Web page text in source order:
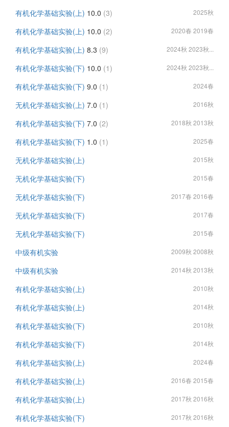
有机化学基础实验(上) 10.0 (3) 2025秋
有机化学基础实验(上) 10.0 (2) 2020春 2019春
有机化学基础实验(上) 8.3 (9) 2024秋 2023秋...
有机化学基础实验(下) 10.0 (1) 2024秋 2023秋...
有机化学基础实验(下) 9.0 (1) 2024春
无机化学基础实验(上) 7.0 (1) 2016秋
有机化学基础实验(下) 7.0 (2) 2018秋 2013秋
有机化学基础实验(下) 1.0 (1) 2025春
无机化学基础实验(上) 2015秋
无机化学基础实验(下) 2015春
无机化学基础实验(下) 2017春 2016春
无机化学基础实验(下) 2017春
无机化学基础实验(下) 2015春
中级有机实验 2009秋 2008秋
中级有机实验 2014秋 2013秋
有机化学基础实验(上) 2010秋
有机化学基础实验(上) 2014秋
有机化学基础实验(下) 2010秋
有机化学基础实验(下) 2014秋
有机化学基础实验(上) 2024春
有机化学基础实验(上) 2016春 2015春
有机化学基础实验(上) 2017秋 2016秋
有机化学基础实验(下) 2017秋 2016秋